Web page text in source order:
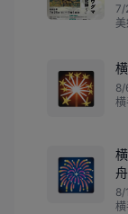
7/
🎇
8/
🎆
8/